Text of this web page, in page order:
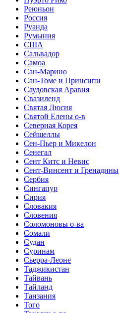
Реюньон
Россия
Руанда
Румыния
США
Сальвадор
Самоа
Сан-Марино
Сан-Томе и Принсипи
Саудовская Аравия
Свазиленд
Святая Люсия
Святой Елены о-в
Северная Корея
Сейшеллы
Сен-Пьер и Микелон
Сенегал
Сент Китс и Невис
Сент-Винсент и Гренадины
Сербия
Сингапур
Сирия
Словакия
Словения
Соломоновы о-ва
Сомали
Судан
Суринам
Сьерра-Леоне
Таджикистан
Тайвань
Тайланд
Танзания
Того